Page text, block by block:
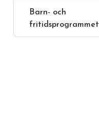
Barn- och
fritidsprogrammet